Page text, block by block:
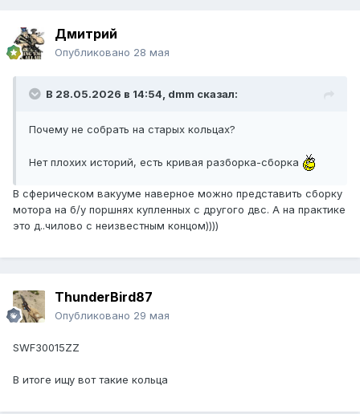
Дмитрий
Опубликовано 28 мая
В 28.05.2026 в 14:54, dmm сказал:
Почему не собрать на старых кольцах?
Нет плохих историй, есть кривая разборка-сборка
В сферическом вакууме наверное можно представить сборку
мотора на б/у поршнях купленных с другого двс. А на практике
это д..чилово с неизвестным концом))))
ThunderBird87
Опубликовано 29 мая
SWF30015ZZ
В итоге ищу вот такие кольца